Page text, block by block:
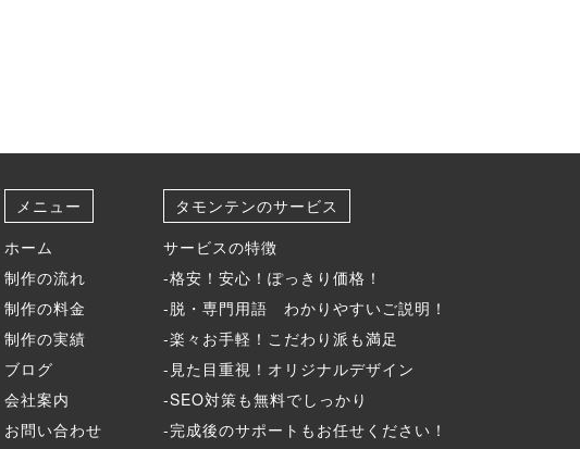
メニュー
ホーム
制作の流れ
制作の料金
制作の実績
ブログ
会社案内
お問い合わせ
タモンテンのサービス
サービスの特徴
-格安！安心！ぽっきり価格！
-脱・専門用語 わかりやすいご説明！
-楽々お手軽！こだわり派も満足
-見た目重視！オリジナルデザイン
-SEO対策も無料でしっかり
-完成後のサポートもお任せください！